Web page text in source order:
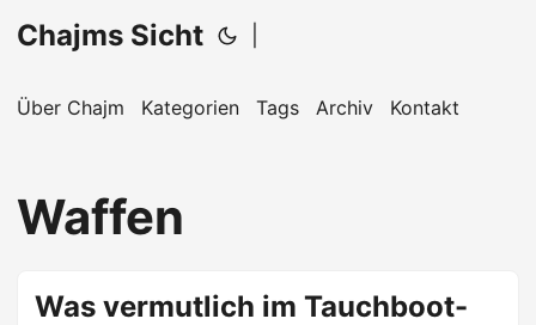
Chajms Sicht
Über Chajm Kategorien Tags Archiv Kontakt
Waffen
Was vermutlich im Tauchboot-